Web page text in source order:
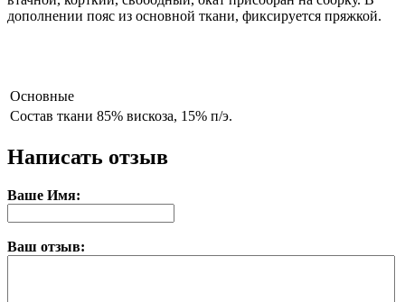
дополнении пояс из основной ткани, фиксируется пряжкой.
Основные
Состав ткани 85% вискоза, 15% п/э.
Написать отзыв
Ваше Имя:
Ваш отзыв: